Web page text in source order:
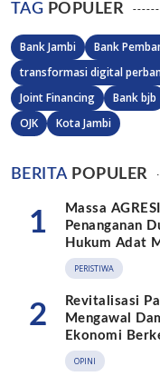
TAG POPULER
Bank Jambi
Bank
transformasi digital
Joint Financing
Bank bjb
OJK
Kota Jambi
BERITAPOPULER
1
Massa
Penanganan
Hukum Adat
PERISTIWA
2
Revitalisasi
Mengawal
Ekonomi
OPINI